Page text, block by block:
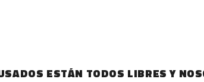
ESTÁN TODOS LIBRES Y